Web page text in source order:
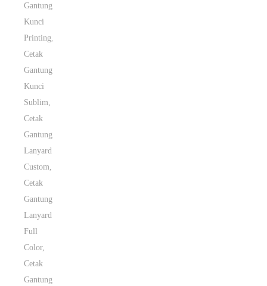
Gantungan
Kunci
Printing
Cetak
Gantungan
Kunci
Sublim
Cetak
Gantungan
Lanyard
Custom
Cetak
Gantungan
Lanyard
Full
Color,
Cetak
Gantungan